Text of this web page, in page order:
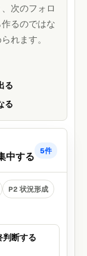
次のフォロ
るのではな
れます。
る
る
中する 5件
P2 状況形成
判断する